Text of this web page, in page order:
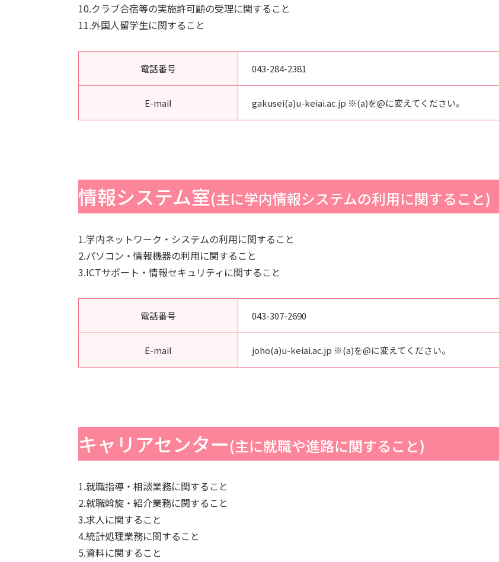
10.クラブ合宿等の実施許可顧の受理に関すること
11.外国人留学生に関すること
電話番号 043-284-2381
E-mail gakusei(a)u-keiai.ac.jp ※(a)を@に変えてください。
情報システム室(主に学内情報システムの利用に関すること)
1.学内ネットワーク・システムの利用に関すること
2.パソコン・情報機器の利用に関すること
3.ICTサポート・情報セキュリティに関すること
電話番号 043-307-2690
E-mail joho(a)u-keiai.ac.jp ※(a)を@に変えてください。
キャリアセンター(主に就職や進路に関すること)
1.就職指導・相談業務に関すること
2.就職斡旋・紹介業務に関すること
3.求人に関すること
4.統計処理業務に関すること
5.資料に関すること